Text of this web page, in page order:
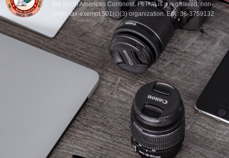
the North American Continent. FeTNA is a registered, non-
profit, tax-exempt 501(c)(3) organization. EIN: 36-3759132